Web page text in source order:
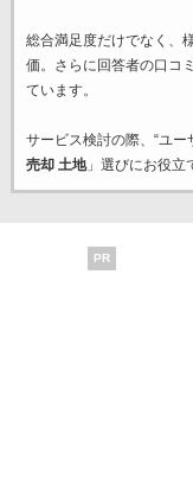
総合満足度だけでなく、
価。さらに回答者の口コ
ています。
サービス検討の際、“ユー
売却 土地」選びにお役立
PR